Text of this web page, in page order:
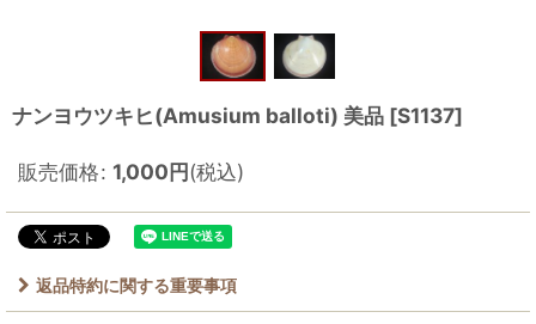
ナンヨウツキヒ(Amusium balloti) 美品 [S1137]
販売価格: 1,000円(税込)
返品特約に関する重要事項